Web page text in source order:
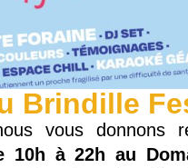
Brindille
vous donnons
10h à 22h au